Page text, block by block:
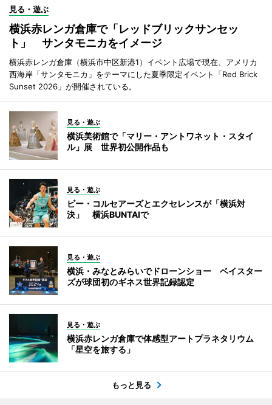
見る・遊ぶ
横浜赤レンガ倉庫で「レッドブリックサンセッ
ト」 サンタモニカをイメージ
横浜赤レンガ倉庫（横浜市中区新港1）イベント広場で現在、アメリカ
西海岸「サンタモニカ」をテーマにした夏季限定イベント「Red Brick
Sunset 2026」が開催されている。
見る・遊ぶ
横浜美術館で「マリー・アントワネット・スタイ
ル」展 世界初公開作品も
見る・遊ぶ
ビー・コルセアーズとエクセレンスが「横浜対
決」 横浜BUNTAIで
見る・遊ぶ
横浜・みなとみらいでドローンショー ベイスター
ズが球団初のギネス世界記録認定
見る・遊ぶ
横浜赤レンガ倉庫で体感型アートプラネタリウム
「星空を旅する」
もっと見る